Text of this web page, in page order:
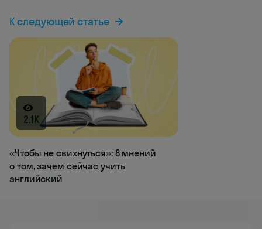
К следующей статье
2.1K
«Чтобы не свихнуться»: 8 мнений
о том, зачем сейчас учить
английский